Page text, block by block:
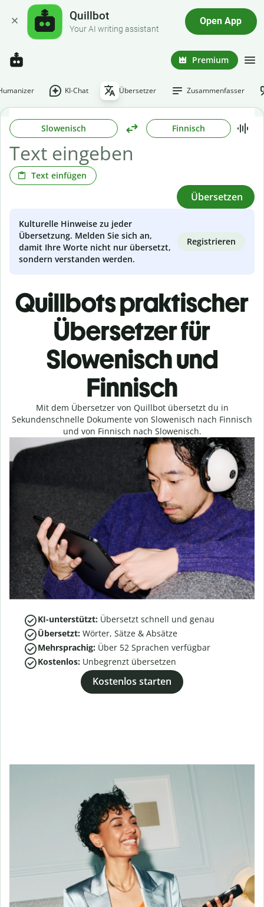
Quillbot
Your AI writing assistant
Open App
Premium
KI-Chat Übersetzer Zusammenfasser
Slowenisch Finnisch
Text einfügen
Übersetzen
Kulturelle Hinweise zu jeder
Übersetzung. Melden Sie sich an,
damit Ihre Worte nicht nur übersetzt,
sondern verstanden werden.
Registrieren
Quillbots praktischer
Übersetzer für
Slowenisch und
Finnisch
Mit dem Übersetzer von Quillbot übersetzt du in
Sekundenschnelle Dokumente von Slowenisch nach Finnisch
und von Finnisch nach Slowenisch.
KI-unterstützt: Übersetzt schnell und genau
Übersetzt: Wörter, Sätze & Absätze
Mehrsprachig: Über 52 Sprachen verfügbar
Kostenlos: Unbegrenzt übersetzen
Kostenlos starten